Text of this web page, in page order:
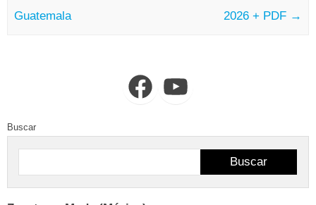
Guatemala
2026 + PDF →
FacebookYouTube
Buscar
Buscar